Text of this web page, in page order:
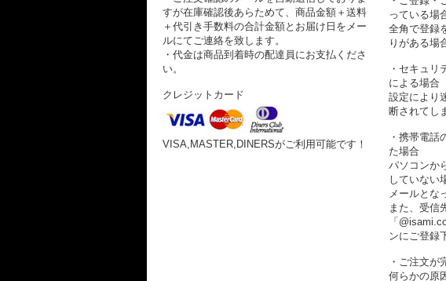
すが在庫確認後あらためて、商品金額＋送料
＋代引き手数料の合計金額とお届け日をメー
ルにてご連絡を致します。
・代金は商品到着時の配達員にお支払くださ
い。
クレジットカード
VISA,MASTER,DINERSがご利用可能です！
っている場
全角で登録
りがある場
・セキュリ
による場合
設定により
断されてし
・携帯電話
た場合
パソコンか
していない
メールとな
また、受信
「
ンにご登録
・ご注文が
何らかの原